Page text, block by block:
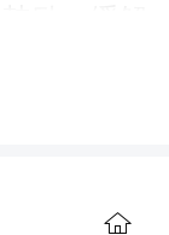
励，缓解
。